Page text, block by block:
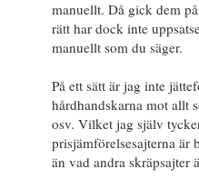
manuellt. Då gick dem
rätt har dock inte
manuellt som du säger.
På ett sätt är jag inte
hårdhandskarna mot allt
osv. Vilket jag själv
prisjämförelsesajterna är
än vad andra skräpsajter